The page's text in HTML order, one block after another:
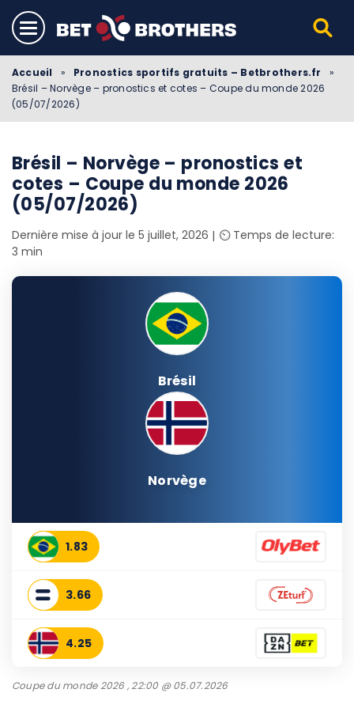
Accueil » Pronostics sportifs gratuits – Betbrothers.fr
»
Brésil – Norvège – pronostics et cotes – Coupe du monde 2026
(05/07/2026)
Brésil – Norvège – pronostics et
cotes – Coupe du monde 2026
(05/07/2026)
Dernière mise à jour le 5 juillet, 2026
⏲️ Temps de lecture:
3 min
Brésil
Norvège
1.83
3.66
4.25
Coupe du monde 2026 , 22:00 @ 05.07.2026